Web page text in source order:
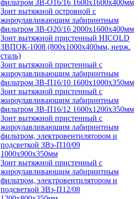
фильтром ЗВ-О16/16 1600х1600х400мм
Зонт вытяжной островной с
жироулавливающим лабиринтным
фильтром ЗВ-О20/16 2000х1600х400мм
Зонт вытяжной пристенный HICOLD
ЗВПОК-1008 (800х1000х400мм, нерж.
сталь)
Зонт вытяжной пристенный с
жироулавливающим лабиринтным
фильтром ЗВ-П16/10 1600х1000х350мм
Зонт вытяжной пристенный с
жироулавливающим лабиринтным
фильтром ЗВ-П16/12 1600х1200х350мм
Зонт вытяжной пристенный с
жироулавливающим лабиринтным
фильтром, электровентилятором и
подсветкой ЗВэ-П10/09
1000х900х350мм
Зонт вытяжной пристенный с
жироулавливающим лабиринтным
фильтром, электровентилятором и
подсветкой ЗВэ-П12/08